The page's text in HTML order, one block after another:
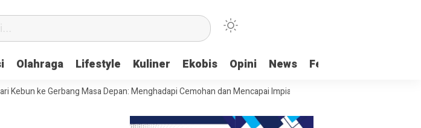
Olahraga Lifestyle Kuliner Ekobis Opini News Feature
Gerbang Masa Depan: Menghadapi Cemohan dan Mencapai Impian Ridwan Bae: PT SCM dan Perkebunan